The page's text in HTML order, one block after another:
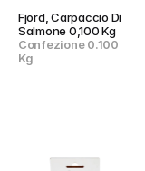
Fjord, Carpaccio Di
Salmone 0,100 Kg
Confezione 0.100
Kg